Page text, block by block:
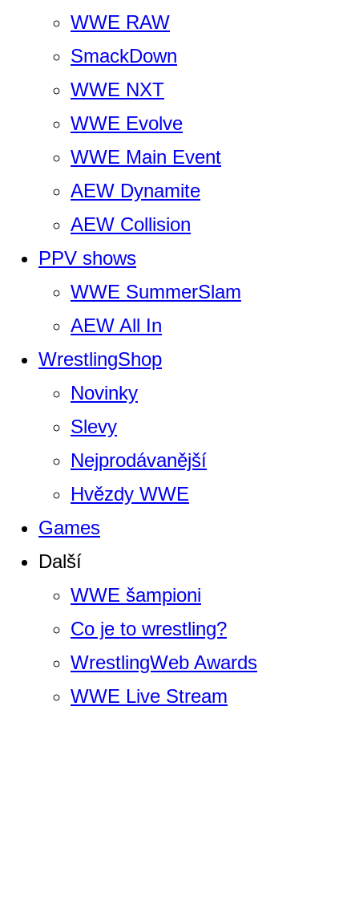
WWE RAW
SmackDown
WWE NXT
WWE Evolve
WWE Main Event
AEW Dynamite
AEW Collision
PPV shows
WWE SummerSlam
AEW All In
WrestlingShop
Novinky
Slevy
Nejprodávanější
Hvězdy WWE
Games
Další
WWE šampioni
Co je to wrestling?
WrestlingWeb Awards
WWE Live Stream